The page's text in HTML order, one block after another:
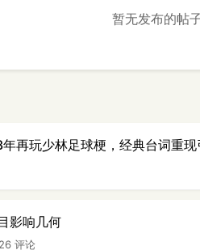
暂无发布的帖
再玩少林足球梗，经典台词重
影响几何
评论